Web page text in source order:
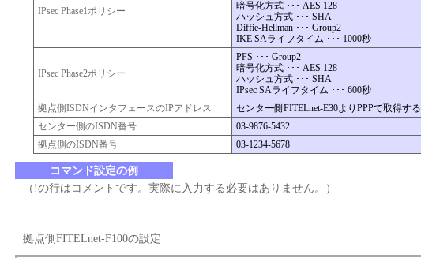
IPsec Phase1ポリシー
暗号化方式 ･･･ AES 128
ハッシュ方式 ･･･ SHA
Diffie-Hellman ･･･ Group2
IKE SAライフタイム ･･･ 1000秒
IPsec Phase2ポリシー
PFS ･･･ Group2
暗号化方式 ･･･ AES 128
ハッシュ方式 ･･･ SHA
IPsec SAライフタイム ･･･ 600秒
拠点側ISDNインタフェースのIPアドレス
センター側FITELnet-E30よりPPPで取得する
センター側のISDN番号
03-9876-5432
拠点側のISDN番号
03-1234-5678
コマンド設定の例
（!の行はコメントです。実際に入力する必要はありません。）
拠点側FITELnet-F100の設定